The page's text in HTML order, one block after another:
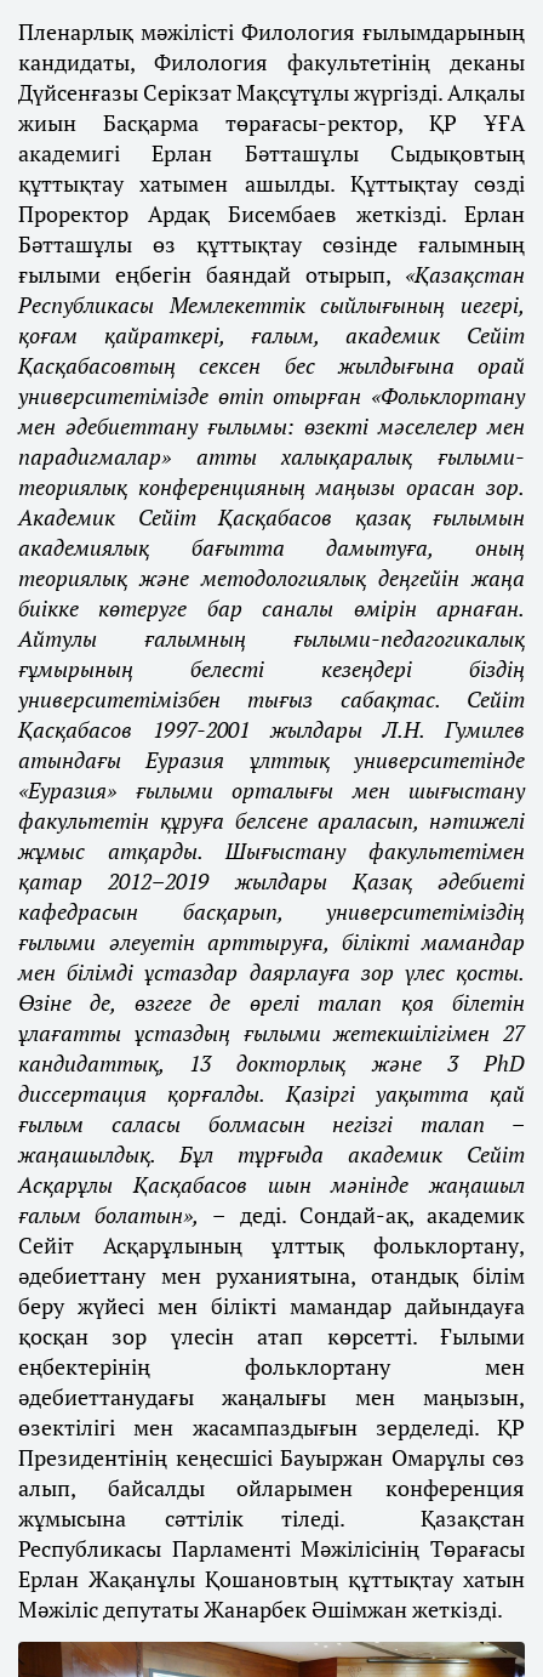
Пленарлық мәжілісті Филология ғылымдарының
кандидаты, Филология факультетінің деканы
Дүйсенғазы Серікзат Мақсұтұлы жүргізді. Алқалы
жиын Басқарма төрағасы-ректор, ҚР ҰҒА
академигі Ерлан Бәтташұлы Сыдықовтың
құттықтау хатымен ашылды. Құттықтау сөзді
Проректор Ардақ Бисембаев жеткізді. Ерлан
Бәтташұлы өз құттықтау сөзінде ғалымның
ғылыми еңбегін баяндай отырып, «Қазақстан
Республикасы Мемлекеттік сыйлығының иегері,
қоғам қайраткері, ғалым, академик Сейіт
Қасқабасовтың сексен бес жылдығына орай
университетімізде өтіп отырған «Фольклортану
мен әдебиеттану ғылымы: өзекті мәселелер мен
парадигмалар» атты халықаралық ғылыми-
теориялық конференцияның маңызы орасан зор.
Академик Сейіт Қасқабасов қазақ ғылымын
академиялық бағытта дамытуға, оның
теориялық және методологиялық деңгейін жаңа
биікке көтеруге бар саналы өмірін арнаған.
Айтулы ғалымның ғылыми-педагогикалық
ғұмырының белесті кезеңдері біздің
университетімізбен тығыз сабақтас. Сейіт
Қасқабасов 1997-2001 жылдары Л.Н. Гумилев
атындағы Еуразия ұлттық университетінде
«Еуразия» ғылыми орталығы мен шығыстану
факультетін құруға белсене араласып, нәтижелі
жұмыс атқарды. Шығыстану факультетімен
қатар 2012–2019 жылдары Қазақ әдебиеті
кафедрасын басқарып, университетіміздің
ғылыми әлеуетін арттыруға, білікті мамандар
мен білімді ұстаздар даярлауға зор үлес қосты.
Өзіне де, өзгеге де өрелі талап қоя білетін
ұлағатты ұстаздың ғылыми жетекшілігімен 27
кандидаттық, 13 докторлық және 3 PhD
диссертация қорғалды. Қазіргі уақытта қай
ғылым саласы болмасын негізгі талап –
жаңашылдық. Бұл тұрғыда академик Сейіт
Асқарұлы Қасқабасов шын мәнінде жаңашыл
ғалым болатын», – деді. Сондай-ақ, академик
Сейіт Асқарұлының ұлттық фольклортану,
әдебиеттану мен руханиятына, отандық білім
беру жүйесі мен білікті мамандар дайындауға
қосқан зор үлесін атап көрсетті. Ғылыми
еңбектерінің фольклортану мен
әдебиеттанудағы жаңалығы мен маңызын,
өзектілігі мен жасампаздығын зерделеді. ҚР
Президентінің кеңесшісі Бауыржан Омарұлы сөз
алып, байсалды ойларымен конференция
жұмысына сәттілік тіледі. Қазақстан
Республикасы Парламенті Мәжілісінің Төрағасы
Ерлан Жақанұлы Қошановтың құттықтау хатын
Мәжіліс депутаты Жанарбек Әшімжан жеткізді.